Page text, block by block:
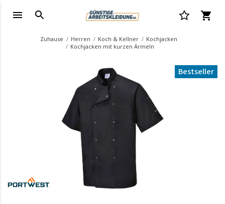
Zuhause Herren Koch & Kellner
Kochjacken
Kochjacken mit kurzen Ärmeln
Bestseller